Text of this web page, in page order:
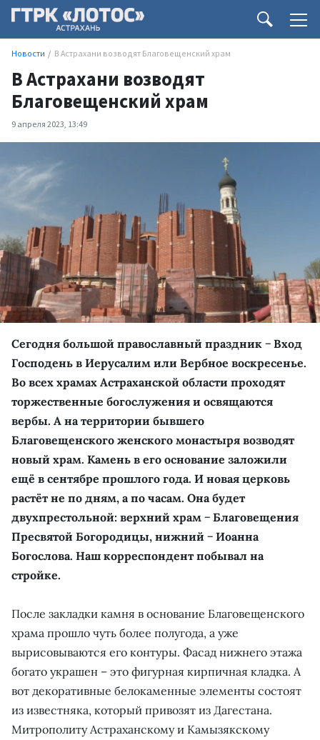
Новости В Астрахани возводят Благовещенский храм
В Астрахани возводят
Благовещенский храм
9 апреля 2023, 13:49
Сегодня большой православный праздник − Вход
Господень в Иерусалим или Вербное воскресенье.
Во всех храмах Астраханской области проходят
торжественные богослужения и освящаются
вербы. А на территории бывшего
Благовещенского женского монастыря возводят
новый храм. Камень в его основание заложили
ещё в сентябре прошлого года. И новая церковь
растёт не по дням, а по часам. Она будет
двухпрестольной: верхний храм − Благовещения
Пресвятой Богородицы, нижний − Иоанна
Богослова. Наш корреспондент побывал на
стройке.
После закладки камня в основание Благовещенского
храма прошло чуть более полугода, а уже
вырисовываются его контуры. Фасад нижнего этажа
богато украшен – это фигурная кирпичная кладка. А
вот декоративные белокаменные элементы состоят
из известняка, который привозят из Дагестана.
Митрополиту Астраханскому и Камызякскому